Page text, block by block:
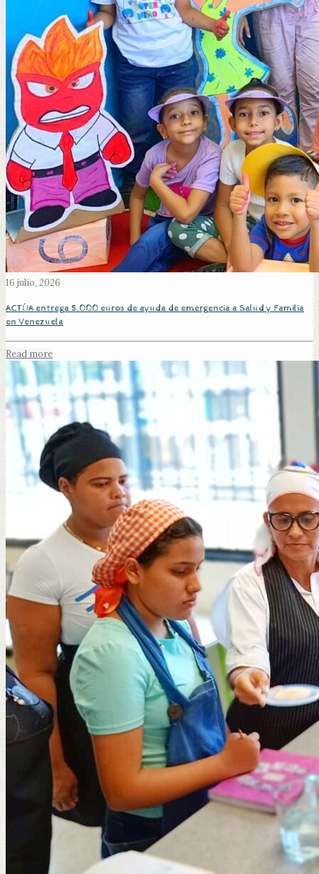
16 julio, 2026
ACTÚA entrega 5.000 euros de ayuda de emergencia a Salud y Familia
en Venezuela
Read more